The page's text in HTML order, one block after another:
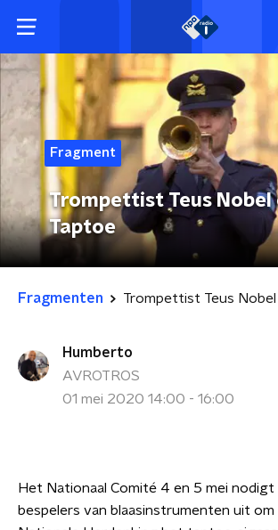
Fragment
Trompettist Teus Nobel
Taptoe
Fragmenten Trompettist Teus
Humberto
AVROTROS
01 mei 2020 14:00 - 16:00
Het Nationaal Comité 4 en 5 mei
bespelers van blaasinstrumenten uit